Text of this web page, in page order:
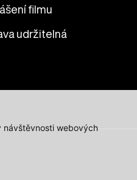
návštěvnosti webových
filmu
udržitelná